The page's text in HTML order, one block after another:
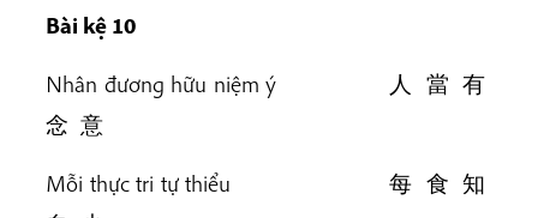
Bài kệ 10
Nhân đương hữu niệm ý 人 當 有
念 意
Mỗi thực tri tự thiểu 每 食 知